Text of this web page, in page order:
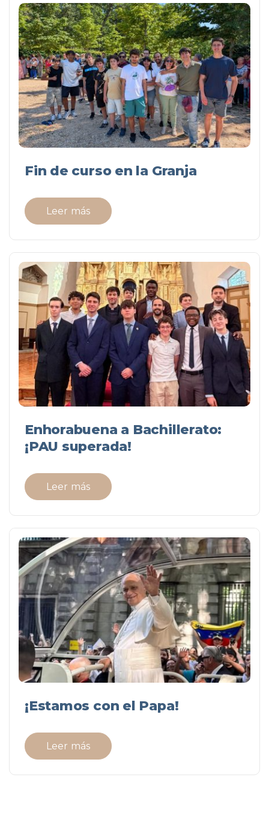
Fin de curso en la Granja
Leer más
Enhorabuena a Bachillerato:
¡PAU superada!
Leer más
¡Estamos con el Papa!
Leer más